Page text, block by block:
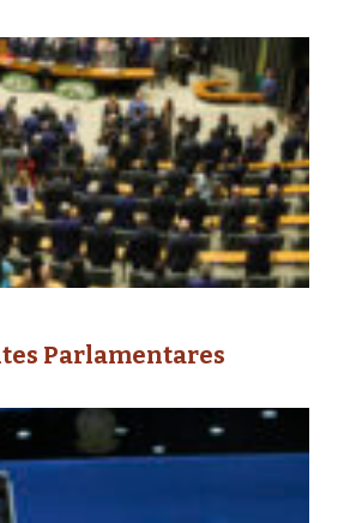
Parlamentares